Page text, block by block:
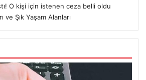
O kişi için istenen ceza belli oldu
ve Şık Yaşam Alanları